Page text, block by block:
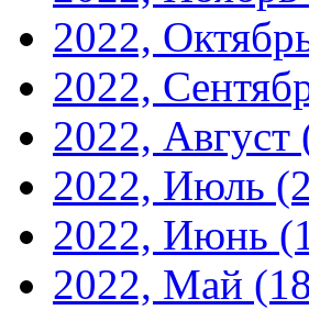
2022,
2022,
2022, Август
2022, Июль
2022, Июнь
2022, Май